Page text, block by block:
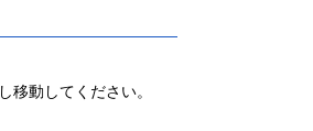
動してください。